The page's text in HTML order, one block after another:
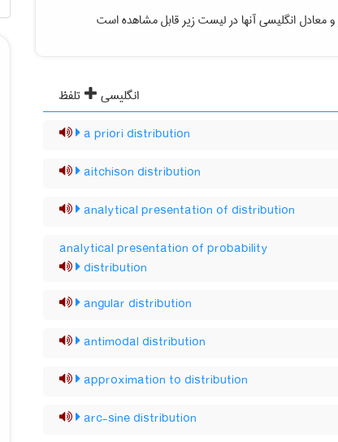
و معادل انگلیسی آنها در لیست زیر قابل مشاهده است
انگلیسی
تلفظ
a priori distribution
aitchison distribution
analytical presentation of distribution
analytical presentation of probability
distribution
angular distribution
antimodal distribution
approximation to distribution
arc-sine distribution